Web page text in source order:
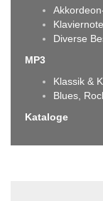
Diverse
MP3
Klassik &
Blues,
Kataloge